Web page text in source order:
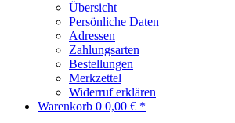
Übersicht
Persönliche Daten
Adressen
Zahlungsarten
Bestellungen
Merkzettel
Widerruf erklären
Warenkorb 0 0,00 € *